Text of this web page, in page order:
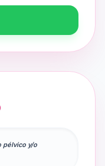
pélvico y/o